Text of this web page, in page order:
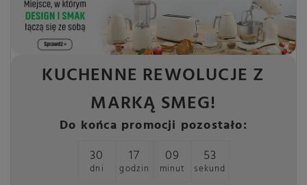
KUCHENNE REWOLUCJE Z
MARKĄ SMEG!
Do końca promocji pozostało:
30
dni
17
godzin
09
minut
53
sekund